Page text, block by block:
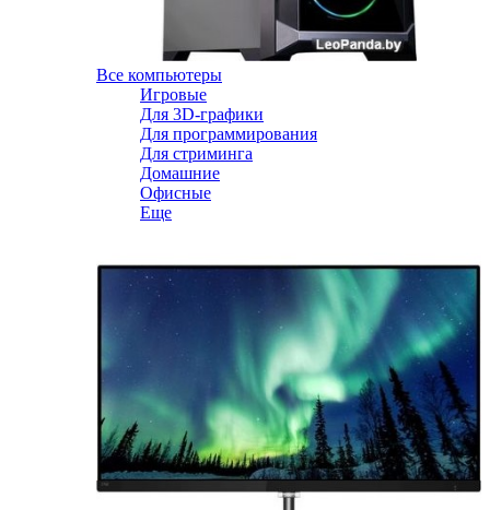
Все компьютеры
Игровые
Для 3D-графики
Для программирования
Для стриминга
Домашние
Офисные
Еще